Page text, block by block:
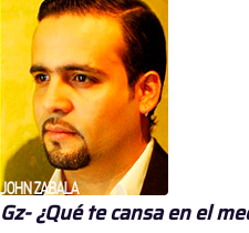
Gz- ¿Qué te cansa en el